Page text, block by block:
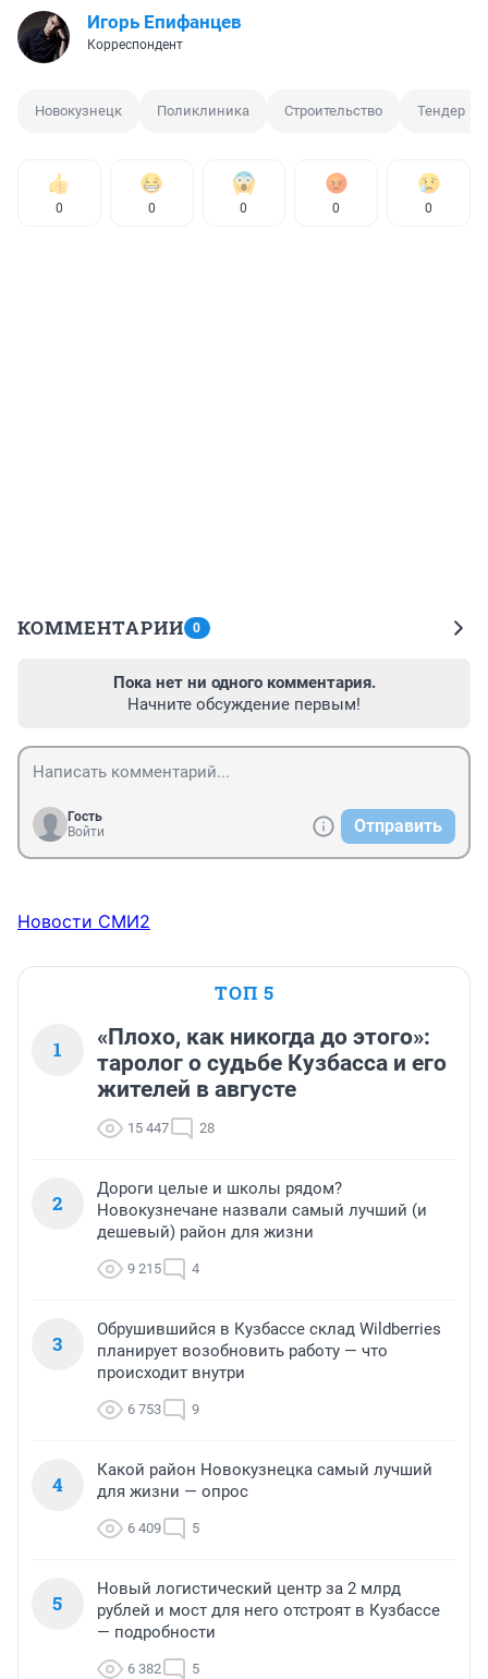
Игорь Епифанцев
Корреспондент
Новокузнецк Поликлиника Строительство Тендер
0 0 0 0 0
КОММЕНТАРИИ 0
Пока нет ни одного комментария.
Начните обсуждение первым!
Гость
Войти
Отправить
Новости СМИ2
ТОП 5
1
«Плохо, как никогда до этого»:
таролог о судьбе Кузбасса и его
жителей в августе
15 447 28
2
Дороги целые и школы рядом?
Новокузнечане назвали самый лучший (и
дешевый) район для жизни
9 215 4
3
Обрушившийся в Кузбассе склад Wildberries
планирует возобновить работу — что
происходит внутри
6 753 9
4
Какой район Новокузнецка самый лучший
для жизни — опрос
6 409 5
5
Новый логистический центр за 2 млрд
рублей и мост для него отстроят в Кузбассе
— подробности
6 382 5